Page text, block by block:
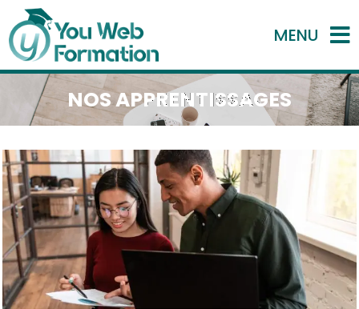
MENU
NOS APPRENTISSAGES